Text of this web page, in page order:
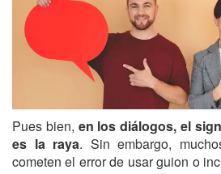
Pues bien, en los diálogos, el
es la raya. Sin embargo,
cometen el error de usar guion o